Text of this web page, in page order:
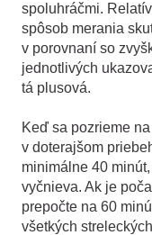
spoluhráčmi.
spôsob merania
v porovnaní so
jednotlivých
tá plusová.
Keď sa pozrieme
v doterajšom
minimálne 40
vyčnieva. Ak je
prepočte na 60
všetkých